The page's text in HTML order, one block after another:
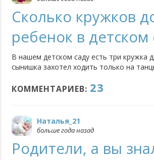
Сколько кружков
ребенок в детском
В нашем детском саду есть три кружка
сынишка захотел ходить только на
что долго не ходил в садик, к тому же
КОММЕНТАРИЕВ: 23
Наталья_21
больше года назад
Родители, а вы